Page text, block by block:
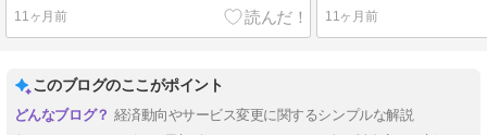
11ヶ月前 11ヶ月前
このブログのここがポイント
経済動向やサービス変更に関するシンプルな解説